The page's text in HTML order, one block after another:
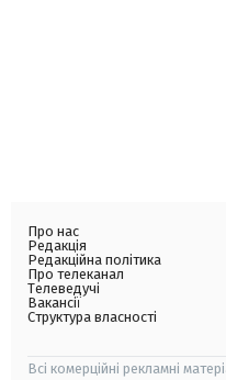
Про нас
Редакція
Редакційна політика
Про телеканал
Телеведучі
Вакансії
Структура власності
Всі комерційні рекламні